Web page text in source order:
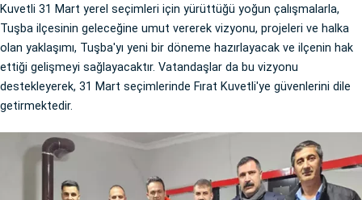
Kuvetli 31 Mart yerel seçimleri için yürüttüğü yoğun çalışmalarla,
Tuşba ilçesinin geleceğine umut vererek vizyonu, projeleri ve halka
olan yaklaşımı, Tuşba'yı yeni bir döneme hazırlayacak ve ilçenin hak
ettiği gelişmeyi sağlayacaktır. Vatandaşlar da bu vizyonu
destekleyerek, 31 Mart seçimlerinde Fırat Kuvetli'ye güvenlerini dile
getirmektedir.